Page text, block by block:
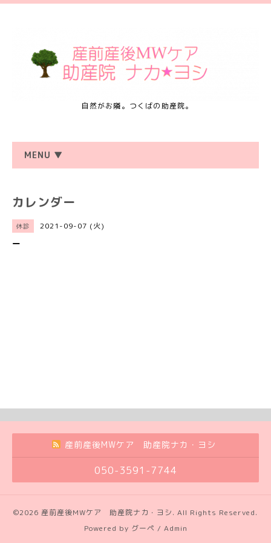
自然がお隣。つくばの助産院。
MENU ▼
カレンダー
休診 2021-09-07 (火)
ー
産前産後MWケア 助産院ナカ・ヨシ
050-3591-7744
©2026 産前産後MWケア 助産院ナカ・ヨシ. All Rights Reserved.
Powered by グーペ / Admin